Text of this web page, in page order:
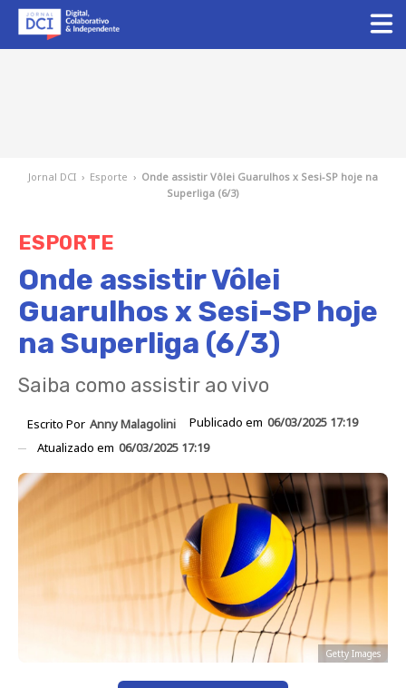
Jornal DCI › Esporte › Onde assistir Vôlei Guarulhos x Sesi-SP hoje na
Superliga (6/3)
ESPORTE
Onde assistir Vôlei
Guarulhos x Sesi-SP hoje
na Superliga (6/3)
Saiba como assistir ao vivo
Escrito Por Anny Malagolini Publicado em 06/03/2025 17:19
Atualizado em 06/03/2025 17:19
Getty Images